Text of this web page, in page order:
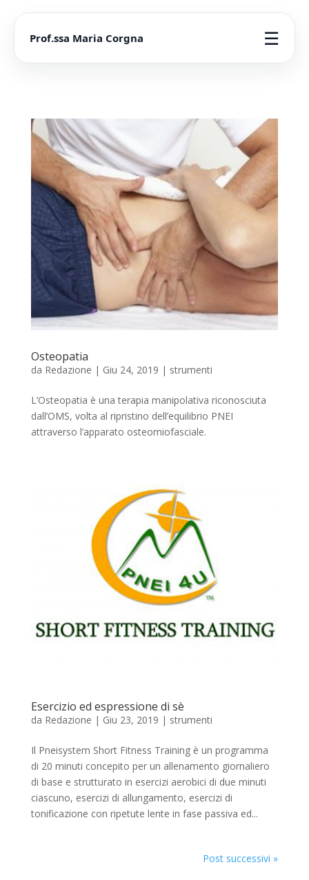
Prof.ssa Maria Corgna ☰
Osteopatia
da Redazione | Giu 24, 2019 | strumenti
L’Osteopatia è una terapia manipolativa riconosciuta
dall’OMS, volta al ripristino dell’equilibrio PNEI
attraverso l’apparato osteomiofasciale.
Esercizio ed espressione di sè
da Redazione | Giu 23, 2019 | strumenti
Il Pneisystem Short Fitness Training è un programma
di 20 minuti concepito per un allenamento giornaliero
di base e strutturato in esercizi aerobici di due minuti
ciascuno, esercizi di allungamento, esercizi di
tonificazione con ripetute lente in fase passiva ed...
Post successivi »